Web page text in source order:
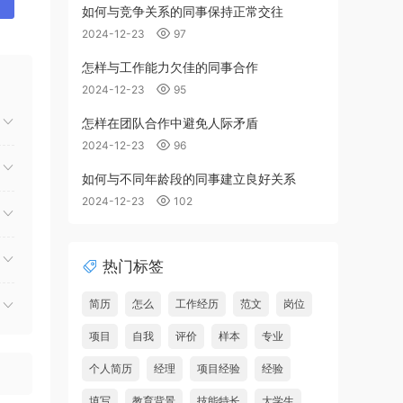
如何与竞争关系的同事保持正常交往
2024-12-23 97
怎样与工作能力欠佳的同事合作
2024-12-23 95
怎样在团队合作中避免人际矛盾
2024-12-23 96
如何与不同年龄段的同事建立良好关系
2024-12-23 102
热门标签
简历 怎么 工作经历 范文 岗位
项目 自我 评价 样本 专业
个人简历 经理 项目经验 经验